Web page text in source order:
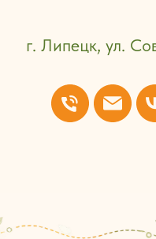
г. Липецк, ул.